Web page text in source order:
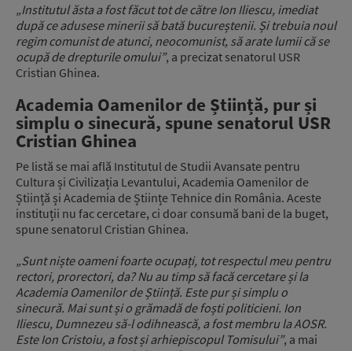
„Institutul ăsta a fost făcut tot de către Ion Iliescu, imediat
după ce adusese minerii să bată bucureștenii. Și trebuia noul
regim comunist de atunci, neocomunist, să arate lumii că se
ocupă de drepturile omului”, a precizat senatorul USR
Cristian Ghinea.
Academia Oamenilor de Știință, pur și
simplu o sinecură, spune senatorul USR
Cristian Ghinea
Pe listă se mai află Institutul de Studii Avansate pentru
Cultura și Civilizația Levantului, Academia Oamenilor de
Știință și Academia de Științe Tehnice din România. Aceste
instituții nu fac cercetare, ci doar consumă bani de la buget,
spune senatorul Cristian Ghinea.
„Sunt niște oameni foarte ocupați, tot respectul meu pentru
rectori, prorectori, da? Nu au timp să facă cercetare și la
Academia Oamenilor de Știință. Este pur și simplu o
sinecură. Mai sunt și o grămadă de foști politicieni. Ion
Iliescu, Dumnezeu să-l odihnească, a fost membru la AOSR.
Este Ion Cristoiu, a fost și arhiepiscopul Tomisului”, a mai